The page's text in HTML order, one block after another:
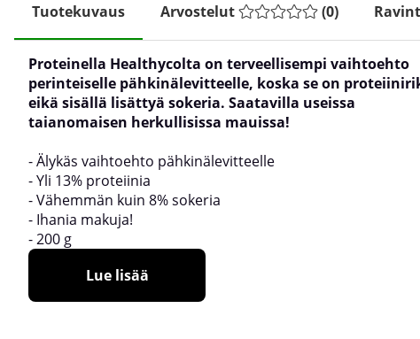
Tuotekuvaus Arvostelut (0)
Proteinella Healthycolta on terveellisempi vaihtoehto
perinteiselle pähkinälevitteelle, koska se on
eikä sisällä lisättyä sokeria. Saatavilla useissa
taianomaisen herkullisissa mauissa!
- Älykäs vaihtoehto pähkinälevitteelle
- Yli 13% proteiinia
- Vähemmän kuin 8% sokeria
- Ihania makuja!
- 200 g
Lue lisää